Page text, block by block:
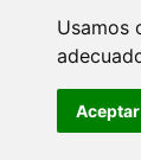
Usamos
Aceptar
Servicios